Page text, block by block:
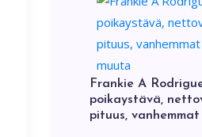
Frankie A
poikaystävä,
pituus,